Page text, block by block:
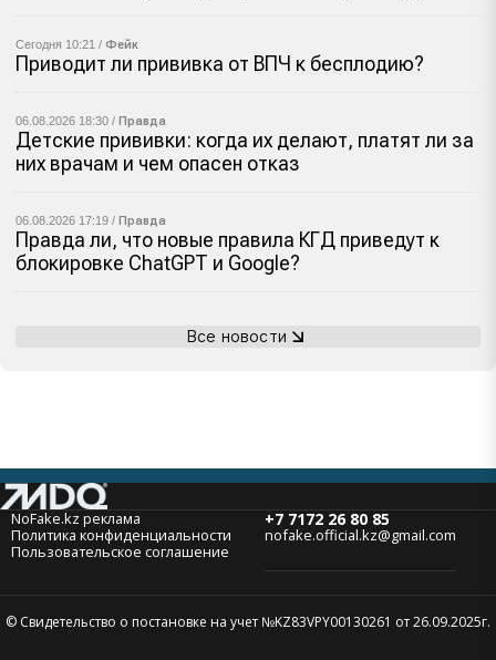
Сегодня 10:21 / Фейк
Приводит ли прививка от ВПЧ к бесплодию?
06.08.2026 18:30 / Правда
Детские прививки: когда их делают, платят ли за
них врачам и чем опасен отказ
06.08.2026 17:19 / Правда
Правда ли, что новые правила КГД приведут к
блокировке ChatGPT и Google?
Все новости
+7 7172 26 80 85
nofake.official.kz@gmail.com
NoFake.kz реклама
Политика конфиденциальности
Пользовательское соглашение
© Свидетельство о постановке на учет №KZ83VPY00130261 от 26.09.2025г.